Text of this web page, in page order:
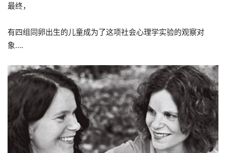
最终，
有四组同卵出生的儿童成为了这项社会心理学实验的观察对
象….